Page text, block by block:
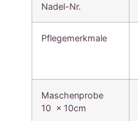
Nadel-Nr.
Pflegemerkmale
Maschenprobe
10 x 10cm